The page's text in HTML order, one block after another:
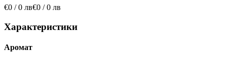
€0 / 0 лв€0 / 0 лв
Характеристики
Аромат